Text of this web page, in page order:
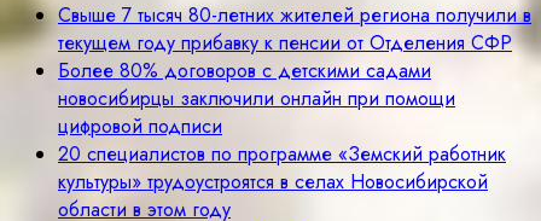
Свыше 7 тысяч 80-летних жителей региона получили в
текущем году прибавку к пенсии от Отделения СФР
Более 80% договоров с детскими садами
новосибирцы заключили онлайн при помощи
цифровой подписи
20 специалистов по программе «Земский работник
культуры» трудоустроятся в селах Новосибирской
области в этом году